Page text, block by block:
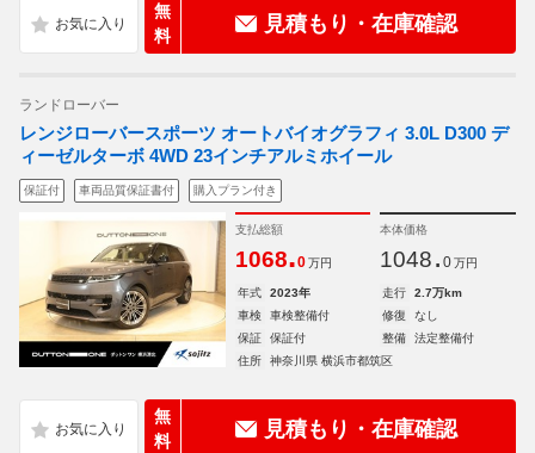
無
料
見積もり・在庫確認
ランドローバー
レンジローバースポーツ オートバイオグラフィ 3.0L D300 デ
ィーゼルターボ 4WD 23インチアルミホイール
保証付 車両品質保証書付 購入プラン付き
支払総額
1068.0 万円
本体価格
1048. 0 万円
年式 2023年 走行
2.7万km
車検
車検整備付 修復
なし
保証
保証付 整備
法定整備付
住所
神奈川県 横浜市都筑区
無
料
見積もり・在庫確認